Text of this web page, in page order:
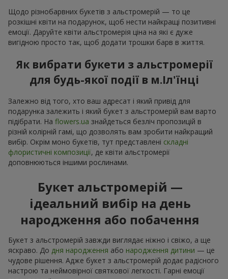
Щодо різнобарвних букетів з альстромерій — то це
розкішні квіти на подарунок, щоб нести найкращі позитивні
емоції. Даруйте квіти альстромерія ціна на які є дуже
вигідною просто так, щоб додати трошки барв в життя.
Як вибрати букети з альстромерії
для будь-якої події в м.Іл'їнці
Залежно від того, хто ваш адресат і який привід для
подарунка залежить і який букет з альстромерій вам варто
підібрати. На flowers.ua знайдеться безліч пропозицій в
різній колірній гамі, що дозволять вам зробити найкращий
вибір. Окрім моно букетів, тут представлені складні
флористичні композиції, де квіти альстромерії
доповнюються іншими рослинами.
Букет альстромерій —
ідеальний вибір на день
народження або побачення
Букет з альстромерій завжди виглядає ніжно і свіжо, а ще
яскраво. До дня народження або народження дитини — це
чудове рішення. Адже букет з альстромерій додає радісного
настрою та неймовірної святкової легкості. Гарні емоції